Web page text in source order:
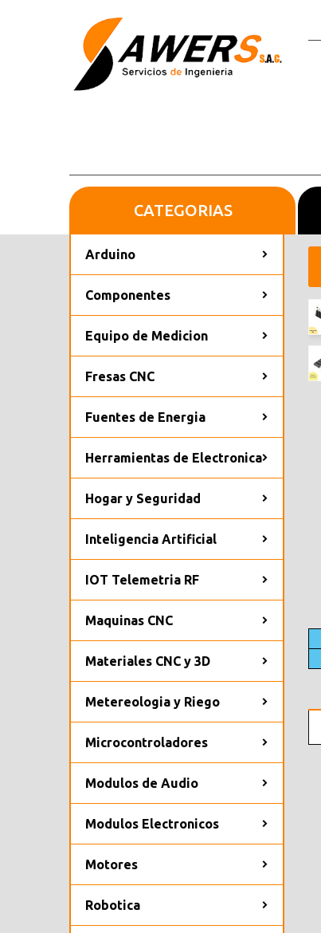
Inicio
CATEGORIAS
Arduino
Componentes
Equipo de Medicion
Fresas CNC
Fuentes de Energia
Herramientas de Electronica
Hogar y Seguridad
Inteligencia Artificial
IOT Telemetria RF
Maquinas CNC
Materiales CNC y 3D
Metereologia y Riego
Microcontroladores
Modulos de Audio
Modulos Electronicos
Motores
Robotica